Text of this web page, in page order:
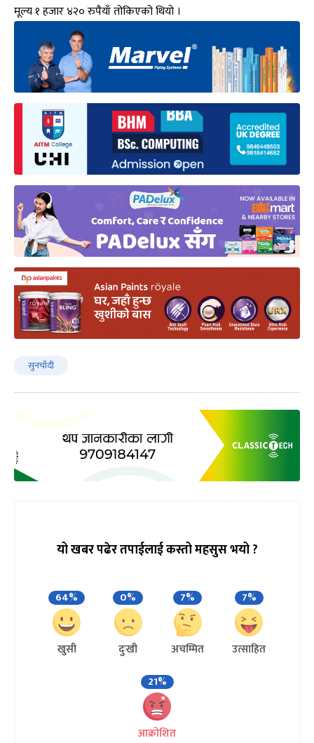
मूल्य १ हजार ४२० रुपैयाँ तोकिएको थियो ।
सुनचाँदी
यो खबर पढेर तपाईलाई कस्तो महसुस भयो ?
64%
खुसी
0%
दुःखी
7%
अचम्मित
7%
उत्साहित
21%
आक्रोशित